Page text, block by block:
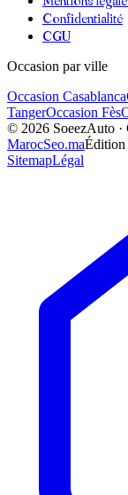
Confidentialité
CGU
Occasion par ville
Occasion Casablanca
TangerOccasion Fès
© 2026 SoeezAuto ·
MarocSeo.maÉdition
SitemapLégal